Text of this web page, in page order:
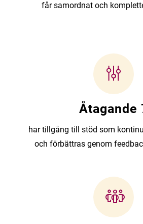
får samordnat och
Åtagande
har tillgång till stöd som
och förbättras genom